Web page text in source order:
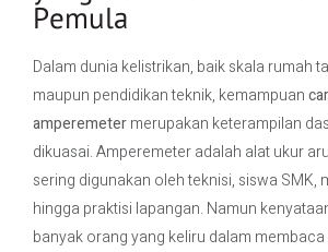
Pemula
Dalam dunia kelistrikan, baik skala rumah
maupun pendidikan teknik, kemampuan
amperemetermerupakan keterampilan
dikuasai. Amperemeter adalah alat ukur
sering digunakan oleh teknisi, siswa SMK,
hingga praktisi lapangan. Namun
banyak orang yang keliru dalam membaca